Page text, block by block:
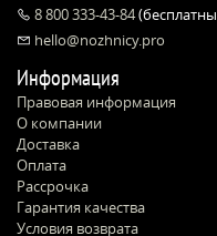
8 800 333-43-84
hello@nozhnicy.pro
Информация
Правовая информация
О компании
Доставка
Оплата
Рассрочка
Гарантия качества
Условия возврата